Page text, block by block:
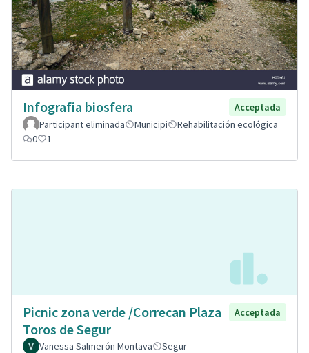
Infografia biosfera
Acceptada
Participant eliminada
Municipi
Rehabilitación ecológica
0
1
Picnic zona verde /Correcan Plaza
Toros de Segur
Acceptada
Vanessa Salmerón Montava
Segur